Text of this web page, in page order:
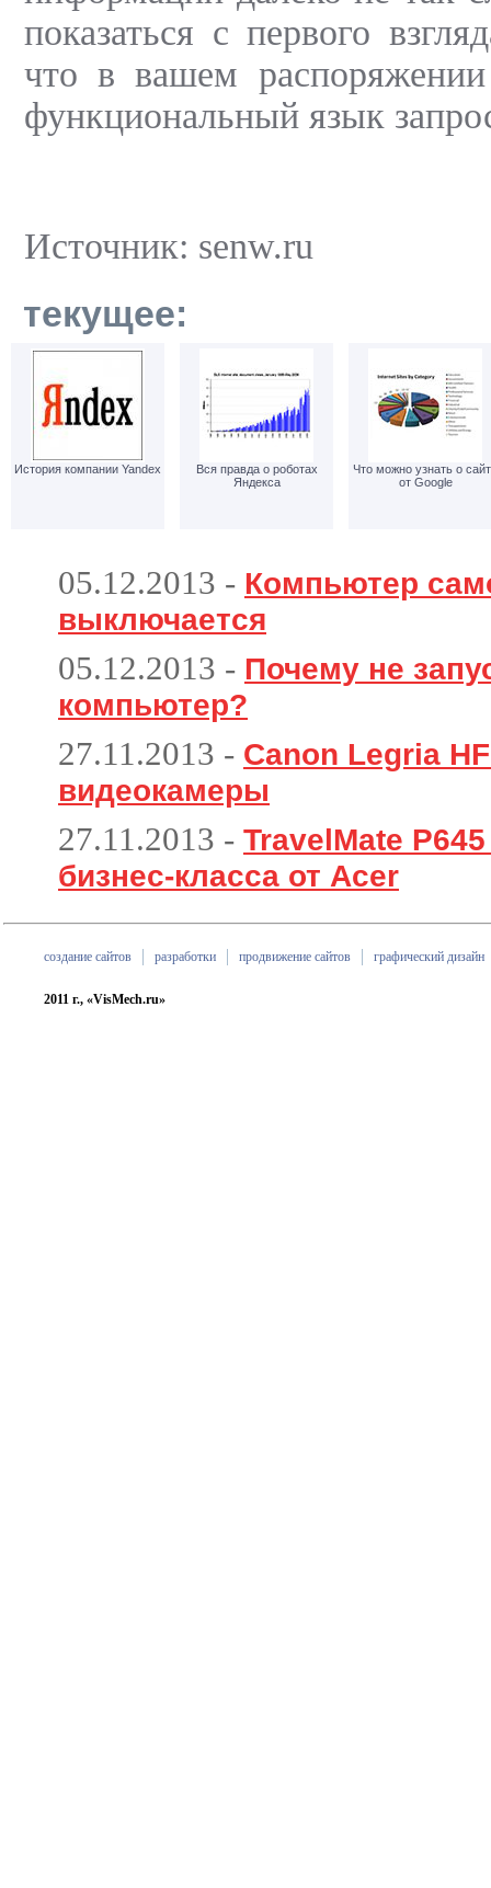
показаться с первого
что в вашем
функциональный язык
Источник: senw.ru
текущее:
История компании Yandex
Вся правда о роботах
Яндекса
Что можно узнать о
от Google
05.12.2013 - Компьютер
выключается
05.12.2013 - Почему не
компьютер?
27.11.2013 - Canon Legria
видеокамеры
27.11.2013 - TravelMate
бизнес-класса от Acer
создание сайтов разработки продвижение сайтов графический дизайн
2011 г., «VisMech.ru»